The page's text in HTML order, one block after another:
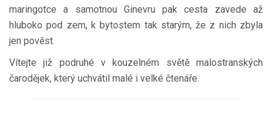
maringotce a samotnou Ginevru pak cesta zavede až
hluboko pod zem, k bytostem tak starým, že z nich zbyla
jen pověst.
Vítejte již podruhé v kouzelném světě malostranských
čarodějek, který uchvátil malé i velké čtenáře.